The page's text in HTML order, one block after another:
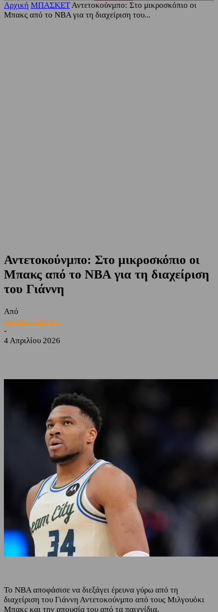
Αρχική ΜΠΑΣΚΕΤΑντετοκούνμπο: Στο μικροσκόπιο οι
Μπακς από το NBA για τη διαχείριση του...
Αντετοκούνμπο: Στο μικροσκόπιο οι
Μπακς από το NBA για τη διαχείριση
του Γιάννη
Από
sporting24news
-
4 Απριλίου 2026
Το NBA αποφάσισε να διεξάγει έρευνα γύρω από τη
διαχείριση του Γιάννη Αντετοκούνμπο από τους Μιλγουόκι
Μπακς και την απουσία του από τα παιχνίδια.